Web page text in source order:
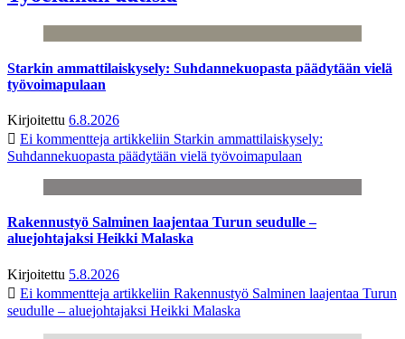
Starkin ammattilaiskysely: Suhdannekuopasta päädytään vielä
työvoimapulaan
Kirjoitettu 6.8.2026
Ei kommentteja artikkeliin Starkin ammattilaiskysely:
Suhdannekuopasta päädytään vielä työvoimapulaan
Rakennustyö Salminen laajentaa Turun seudulle –
aluejohtajaksi Heikki Malaska
Kirjoitettu 5.8.2026
Ei kommentteja artikkeliin Rakennustyö Salminen laajentaa Turun
seudulle – aluejohtajaksi Heikki Malaska